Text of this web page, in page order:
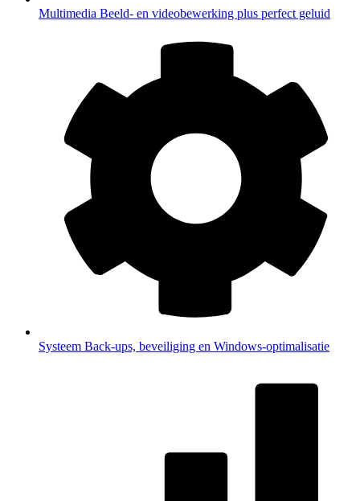
Multimedia Beeld- en videobewerking plus perfect geluid
Systeem Back-ups, beveiliging en Windows-optimalisatie